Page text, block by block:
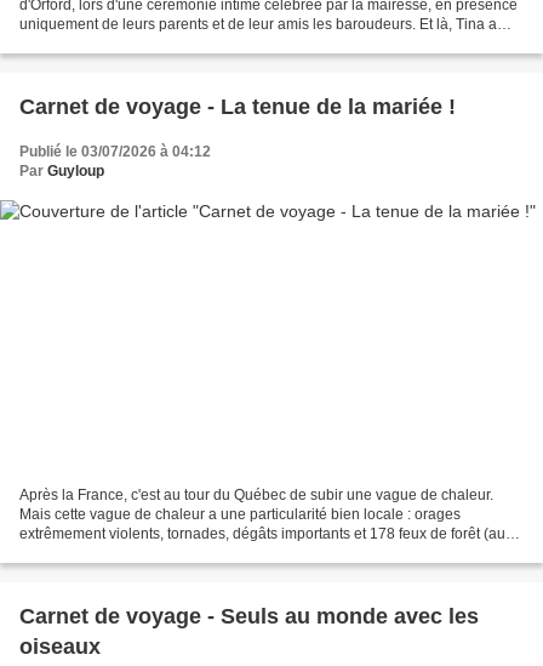
d'Orford, lors d'une cérémonie intime célébrée par la mairesse, en présence
uniquement de leurs parents et de leur amis les baroudeurs. Et là, Tina a
Carnet de voyage - La tenue de la mariée !
Publié le 03/07/2026 à 04:12
Par Guyloup
Après la France, c'est au tour du Québec de subir une vague de chaleur.
Mais cette vague de chaleur a une particularité bien locale : orages
extrêmement violents, tornades, dégâts importants et 178 feux de forêt (aussi
Carnet de voyage - Seuls au monde avec les
oiseaux